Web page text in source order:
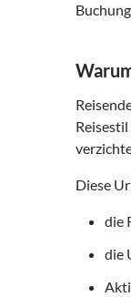
Diese
die
die